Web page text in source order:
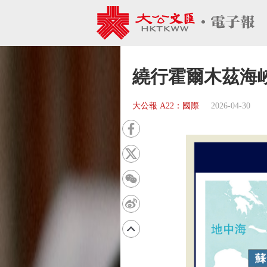
繞行霍爾木茲海
大公報 A22：國際 2026-04-30